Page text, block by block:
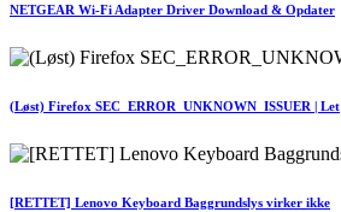
NETGEAR Wi-Fi Adapter Driver Download & Opdater
(Løst) Firefox SEC_ERROR_UNKNOWN_ISSUER | Let
[RETTET] Lenovo Keyboard Baggrundslys virker ikke